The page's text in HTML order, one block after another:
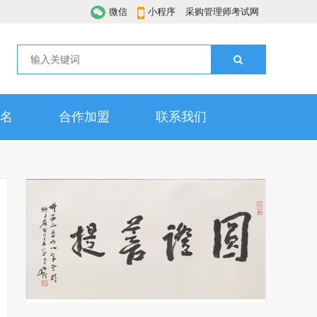
微信 小程序 采购管理师考试网
合作加盟 联系我们